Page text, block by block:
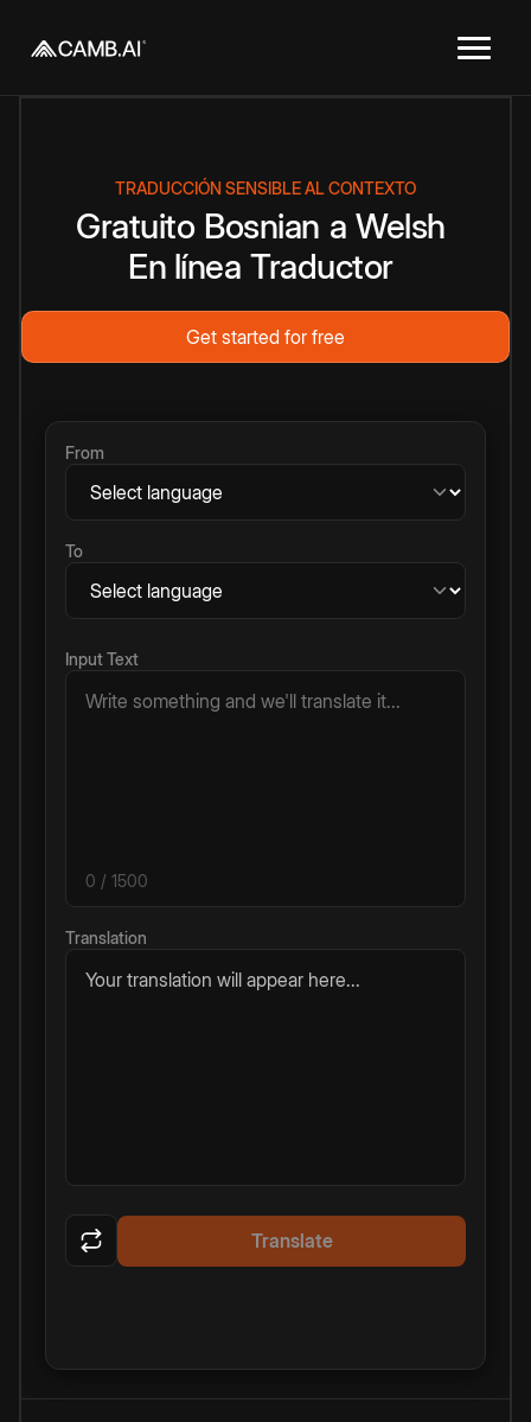
TRADUCCIÓN SENSIBLE AL CONTEXTO
Gratuito Bosnian a Welsh
En línea Traductor
Get started for free
From
To
Input Text
0 / 1500
Translation
Your translation will appear here...
Translate